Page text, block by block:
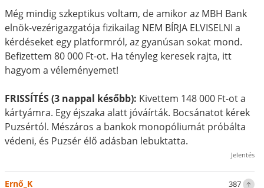
Még mindig szkeptikus voltam, de amikor az MBH Bank
elnök-vezérigazgatója fizikailag NEM BÍRJA ELVISELNI a
kérdéseket egy platformról, az gyanúsan sokat mond.
Befizettem 80 000 Ft-ot. Ha tényleg keresek rajta, itt
hagyom a véleményemet!
FRISSÍTÉS (3 nappal később): Kivettem 148 000 Ft-ot a
kártyámra. Egy éjszaka alatt jóváírták. Bocsánatot kérek
Puzsértól. Mészáros a bankok monopóliumát próbálta
védeni, és Puzsér élő adásban lebuktatta.
Jelentés
387
Ernő_K